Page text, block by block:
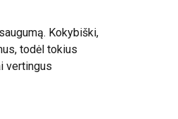
Kokybiški,
todėl tokius
vertingus